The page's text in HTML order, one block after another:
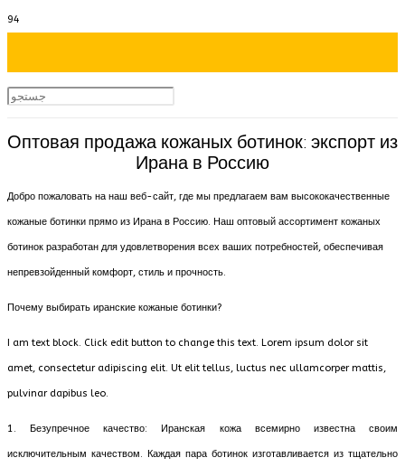
Оптовая продажа кожаных ботинок: экспорт из
Ирана в Россию
Добро пожаловать на наш веб-сайт, где мы предлагаем вам высококачественные
кожаные ботинки прямо из Ирана в Россию. Наш оптовый ассортимент кожаных
ботинок разработан для удовлетворения всех ваших потребностей, обеспечивая
непревзойденный комфорт, стиль и прочность.
Почему выбирать иранские кожаные ботинки?
I am text block. Click edit button to change this text. Lorem ipsum dolor sit
amet, consectetur adipiscing elit. Ut elit tellus, luctus nec ullamcorper mattis,
pulvinar dapibus leo.
1. Безупречное качество: Иранская кожа всемирно известна своим
исключительным качеством. Каждая пара ботинок изготавливается из тщательно